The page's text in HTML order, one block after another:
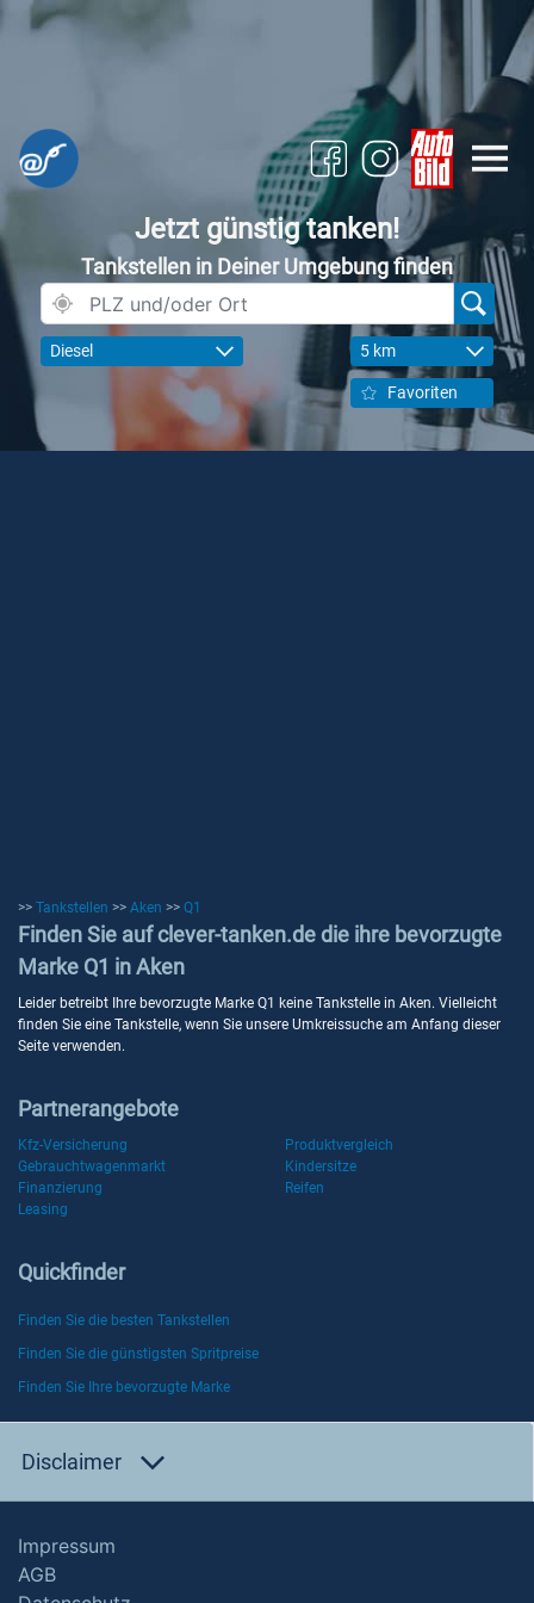
Jetzt günstig tanken!
Tankstellen in Deiner Umgebung finden
Diesel 5 km
Favoriten
>> Tankstellen >> Aken >> Q1
Finden Sie auf clever-tanken.de die ihre bevorzugte
Marke Q1 in Aken
Leider betreibt Ihre bevorzugte Marke Q1 keine Tankstelle in Aken. Vielleicht
finden Sie eine Tankstelle, wenn Sie unsere Umkreissuche am Anfang dieser
Seite verwenden.
Partnerangebote
Kfz-Versicherung
Produktvergleich
Gebrauchtwagenmarkt
Kindersitze
Finanzierung
Reifen
Leasing
Quickfinder
Finden Sie die besten Tankstellen
Finden Sie die günstigsten Spritpreise
Finden Sie Ihre bevorzugte Marke
Disclaimer
Impressum
AGB